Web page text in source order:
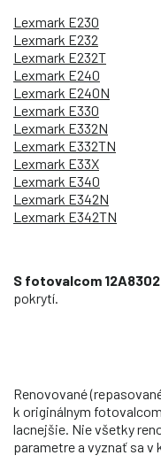
Lexmark E230
Lexmark E232
Lexmark E232T
Lexmark E240
Lexmark E240N
Lexmark E330
Lexmark E332N
Lexmark E332TN
Lexmark E33X
Lexmark E340
Lexmark E342N
Lexmark E342TN
S fotovalcom
pokrytí.
Renovované
k originálnym
lacnejšie. Nie všetky
parametre a vyznať sa v